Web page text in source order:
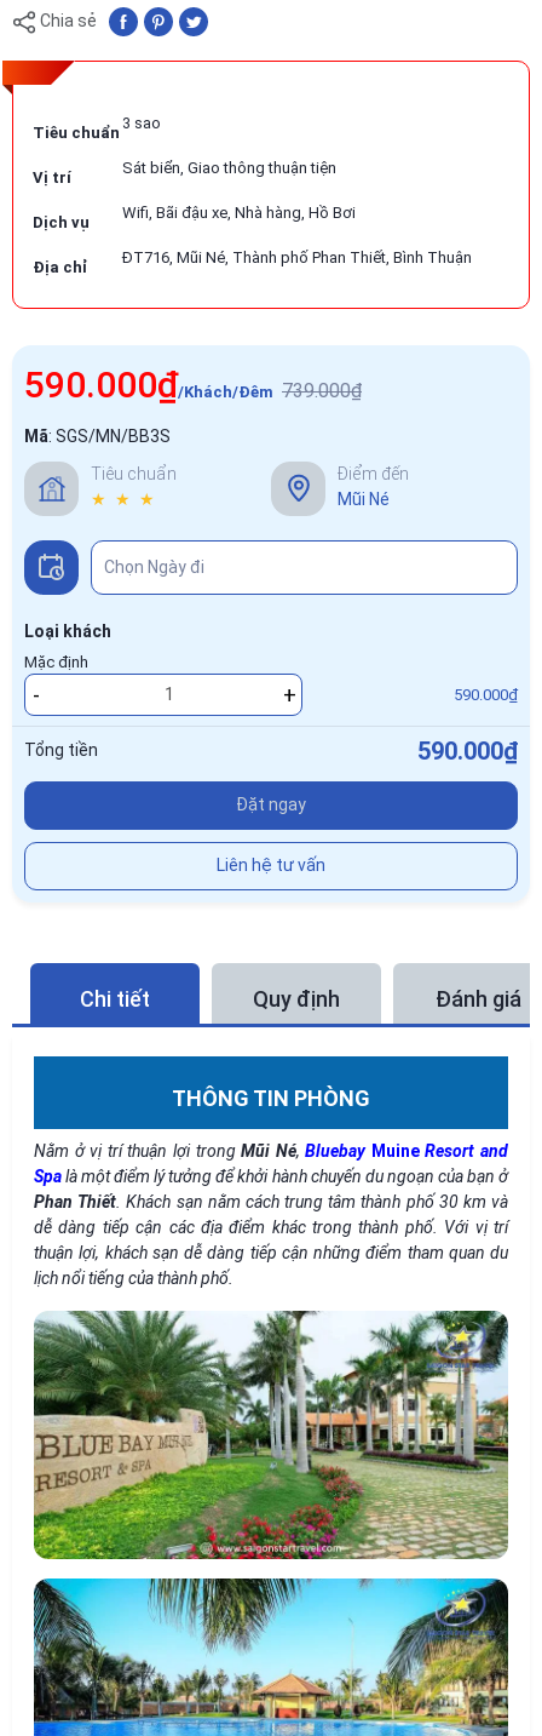
Chia sẻ
Tiêu chuẩn
3 sao
Vị trí
Sát biển, Giao thông thuận tiện
Dịch vụ
Wifi, Bãi đậu xe, Nhà hàng, Hồ Bơi
Địa chỉ
ĐT716, Mũi Né, Thành phố Phan Thiết, Bình Thuận
590.000₫/Khách/Đêm 739.000₫
Mã: SGS/MN/BB3S
Tiêu chuẩn
★ ★ ★
Điểm đến
Mũi Né
Loại khách
Mặc định
- + 590.000₫
Tổng tiền 590.000₫
Đặt ngay
Liên hệ tư vấn
Chi tiết Quy định Đánh giá
THÔNG TIN PHÒNG
Nằm ở vị trí thuận lợi trongMũi Né,BluebayMuineResort and
Spalà một điểm lý tưởng để khởi hành chuyến du ngoạn của bạn ở
Phan Thiết . Khách sạn nằm cách trung tâm thành phố 30 km và
dễ dàng tiếp cận các địa điểm khác trong thành phố. Với vị trí
thuận lợi, khách sạn dễ dàng tiếp cận những điểm tham quan du
lịch nổi tiếng của thành phố.